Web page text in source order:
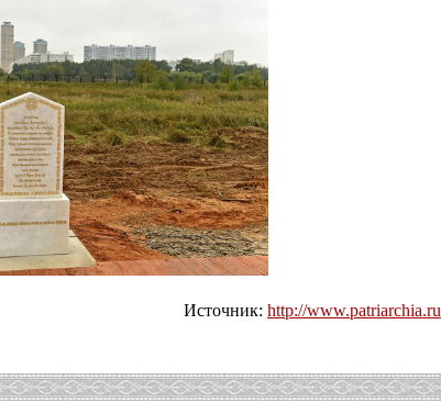
Источник: http://www.patriarchia.ru